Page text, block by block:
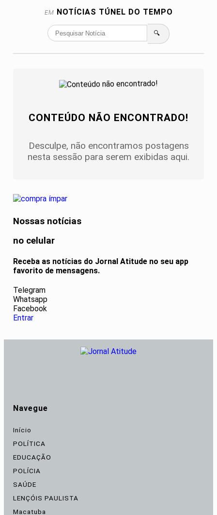
EM NOTÍCIAS TÚNEL DO TEMPO
🔍
CONTEÚDO NÃO ENCONTRADO!
Desculpe, não encontramos postagens
nesta sessão para serem exibidas aqui.
Nossas notícias
no celular
Receba as notícias do Jornal Atitude no seu app
favorito de mensagens.
Telegram
Whatsapp
Facebook
Entrar
Navegue
Início
POLÍTICA
EDUCAÇÃO
POLÍCIA
SAÚDE
LENÇÓIS PAULISTA
Macatuba